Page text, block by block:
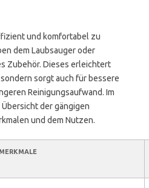
und komfortabel zu
dem Laubsauger oder
Zubehör. Dieses erleichtert
sorgt auch für bessere
Reinigungsaufwand. Im
der gängigen
und dem Nutzen.
MERKMALE